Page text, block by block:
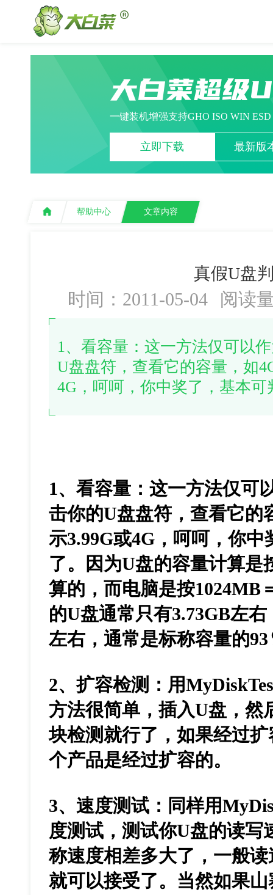
大白菜超级
一键装机增强支持GHO ISO WIN
立即下载 最新版
帮助中心 文章内容
真假U盘
时间：2011-05-04 阅读
1、看容量：这一方法仅可以
U盘盘符，查看它的容量，如
4G，呵呵，你中奖了，基本
1、看容量：这一方法仅可
击你的U盘盘符，查看它的
示3.99G或4G，呵呵，你
了。因为U盘的容量计算是
算的，而电脑是按1024MB
的U盘通常只有3.73GB左
左右，通常是标称容量的
2、扩容检测：用
方法很简单，插入U盘，然
块检测就行了，如果经过
个产品是经过扩容的。
3、速度测试：同样用
度测试，测试你U盘的读写
称速度相差多大了，一般
就可以接受了。当然如果